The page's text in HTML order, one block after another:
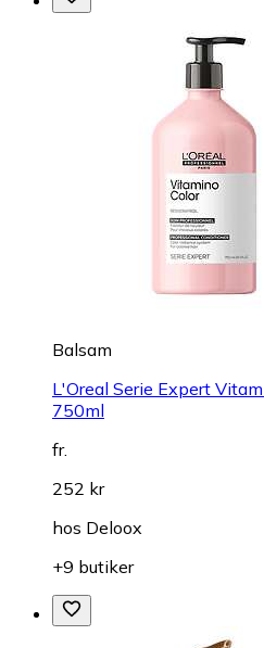
Balsam
L'Oreal Serie Expert
750ml
fr.
252 kr
hos Deloox
+9 butiker